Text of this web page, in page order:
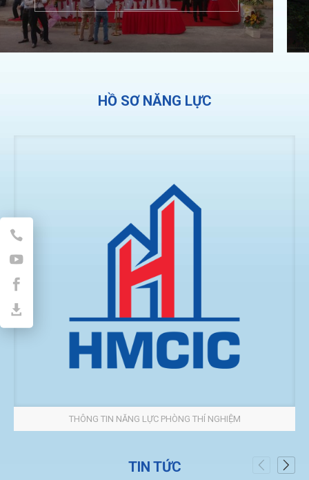
HỒ SƠ NĂNG LỰC
THÔNG TIN NĂNG LỰC PHÒNG THÍ NGHIỆM
TIN TỨC